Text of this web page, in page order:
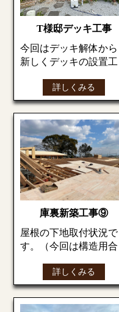
T様邸デッキ工事
今回はデッキ解体から
新しくデッキの設置工
解体前
（左側のデッキを解体
します）
解体様子
綺麗に解体されまし
た。
いきます。
この日は天気が良く、
業者さんも『あつか
～！！』っと言って頑
張って作業されていま
詳しくみる
庫裏新築工事⑨
屋根の下地取付状況で
す。（今回は構造用合
詳しくみる